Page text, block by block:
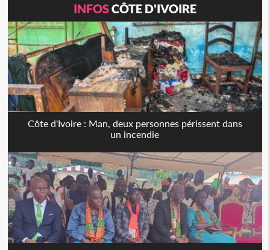
INFOSCÔTE D'IVOIRE
Côte d'Ivoire : Man, deux personnes périssent dans
un incendie